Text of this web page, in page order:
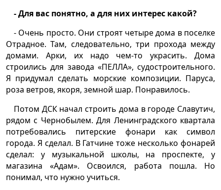
- Для вас понятно, а для них интерес какой?
- Очень просто. Они строят четыре дома в поселке
Отрадное. Там, следовательно, три прохода между
домами. Арки, их надо чем-то украсить. Дома
строились для завода «ПЕЛЛА», судостроительного.
Я придумал сделать морские композиции. Паруса,
роза ветров, якоря, земной шар. Понравилось.
Потом ДСК начал строить дома в городе Славутич,
рядом с Чернобылем. Для Ленинградского квартала
потребовались питерские фонари как символ
города. Я сделал. В Гатчине тоже несколько фонарей
сделал: у музыкальной школы, на проспекте, у
магазина «Адам». Освоился, работа пошла. Но
понимал, что нужно учиться.